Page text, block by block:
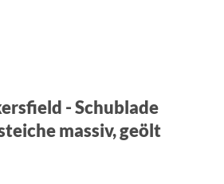
- Schublade
massiv, geölt